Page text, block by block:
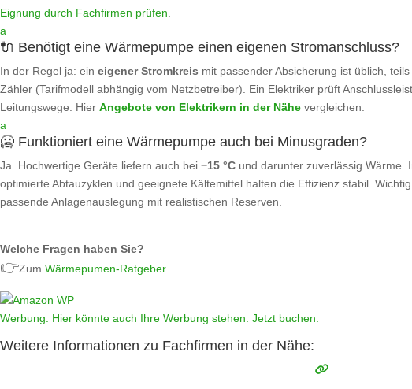
Eignung durch Fachfirmen prüfen
a
🔌 Benötigt eine Wärmepumpe einen eigenen Stromanschluss?
In der Regel ja: ein eigener Stromkreis mit passender Absicherung ist üblich,
Zähler (Tarifmodell abhängig vom Netzbetreiber). Ein Elektriker prüft
Leitungswege. Hier Angebote von Elektrikern in der Nähe vergleichen.
a
🥶 Funktioniert eine Wärmepumpe auch bei Minusgraden?
Ja. Hochwertige Geräte liefern auch bei −15 °C und darunter zuverlässig Wärme.
optimierte Abtauzyklen und geeignete Kältemittel halten die Effizienz stabil.
passende Anlagenauslegung mit realistischen Reserven.
Welche Fragen haben Sie?
👉Zum Wärmepumen-Ratgeber
Werbung. Hier könnte auch Ihre Werbung stehen. Jetzt buchen.
Weitere Informationen zu Fachfirmen in der Nähe: